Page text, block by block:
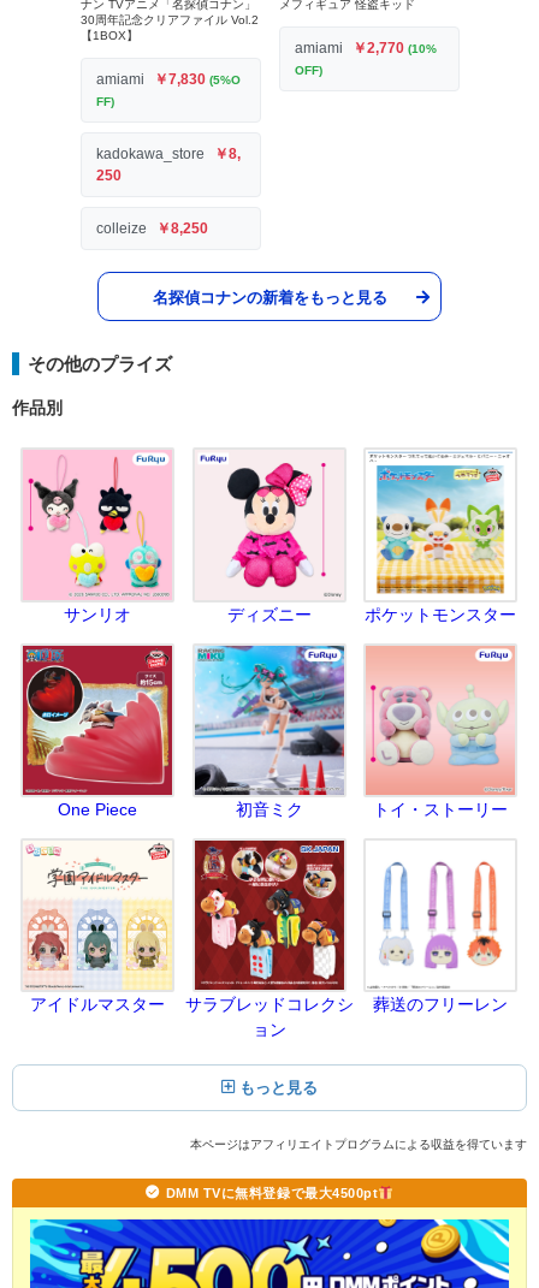
ナン TVアニメ「名探偵コナン」
30周年記念クリアファイル Vol.2
【1BOX】
amiami ￥7,830 (5%O
FF)
kadokawa_store
￥8,
250
colleize ￥8,250
メフィギュア 怪盗キッド
amiami ￥2,770 (10%
OFF)
名探偵コナンの新着をもっと見る
その他のプライズ
作品別
サンリオ ディズニー ポケットモンスター
One Piece 初音ミク トイ・ストーリー
アイドルマスター
サラブレッドコレクシ
ョン
葬送のフリーレン
もっと見る
本ページはアフィリエイトプログラムによる収益を得ています
DMM TVに無料登録で最大4500pt